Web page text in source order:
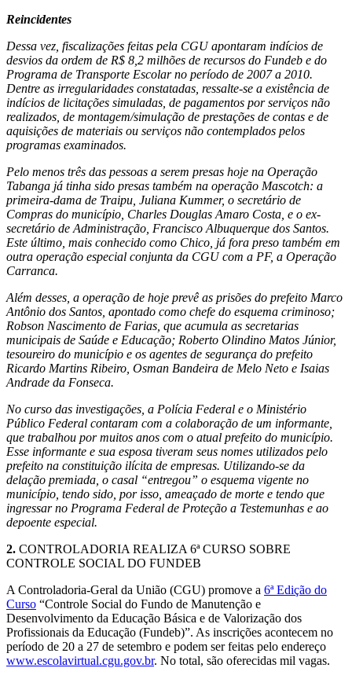
Reincidentes
Dessa vez, fiscalizações feitas pela CGU apontaram indícios de
desvios da ordem de R$ 8,2 milhões de recursos do Fundeb e do
Programa de Transporte Escolar no período de 2007 a 2010.
Dentre as irregularidades constatadas, ressalte-se a existência de
indícios de licitações simuladas, de pagamentos por serviços não
realizados, de montagem/simulação de prestações de contas e de
aquisições de materiais ou serviços não contemplados pelos
programas examinados.
Pelo menos três das pessoas a serem presas hoje na Operação
Tabanga já tinha sido presas também na operação Mascotch: a
primeira-dama de Traipu, Juliana Kummer, o secretário de
Compras do município, Charles Douglas Amaro Costa, e o ex-
secretário de Administração, Francisco Albuquerque dos Santos.
Este último, mais conhecido como Chico, já fora preso também em
outra operação especial conjunta da CGU com a PF, a Operação
Carranca.
Além desses, a operação de hoje prevê as prisões do prefeito Marco
Antônio dos Santos, apontado como chefe do esquema criminoso;
Robson Nascimento de Farias, que acumula as secretarias
municipais de Saúde e Educação; Roberto Olindino Matos Júnior,
tesoureiro do município e os agentes de segurança do prefeito
Ricardo Martins Ribeiro, Osman Bandeira de Melo Neto e Isaias
Andrade da Fonseca.
No curso das investigações, a Polícia Federal e o Ministério
Público Federal contaram com a colaboração de um informante,
que trabalhou por muitos anos com o atual prefeito do município.
Esse informante e sua esposa tiveram seus nomes utilizados pelo
prefeito na constituição ilícita de empresas. Utilizando-se da
delação premiada, o casal “entregou” o esquema vigente no
município, tendo sido, por isso, ameaçado de morte e tendo que
ingressar no Programa Federal de Proteção a Testemunhas e ao
depoente especial.
2. CONTROLADORIA REALIZA 6ª CURSO SOBRE
CONTROLE SOCIAL DO FUNDEB
A Controladoria-Geral da União (CGU) promove a 6ª Edição do
Curso “Controle Social do Fundo de Manutenção e
Desenvolvimento da Educação Básica e de Valorização dos
Profissionais da Educação (Fundeb)”. As inscrições acontecem no
período de 20 a 27 de setembro e podem ser feitas pelo endereço
www.escolavirtual.cgu.gov.br. No total, são oferecidas mil vagas.